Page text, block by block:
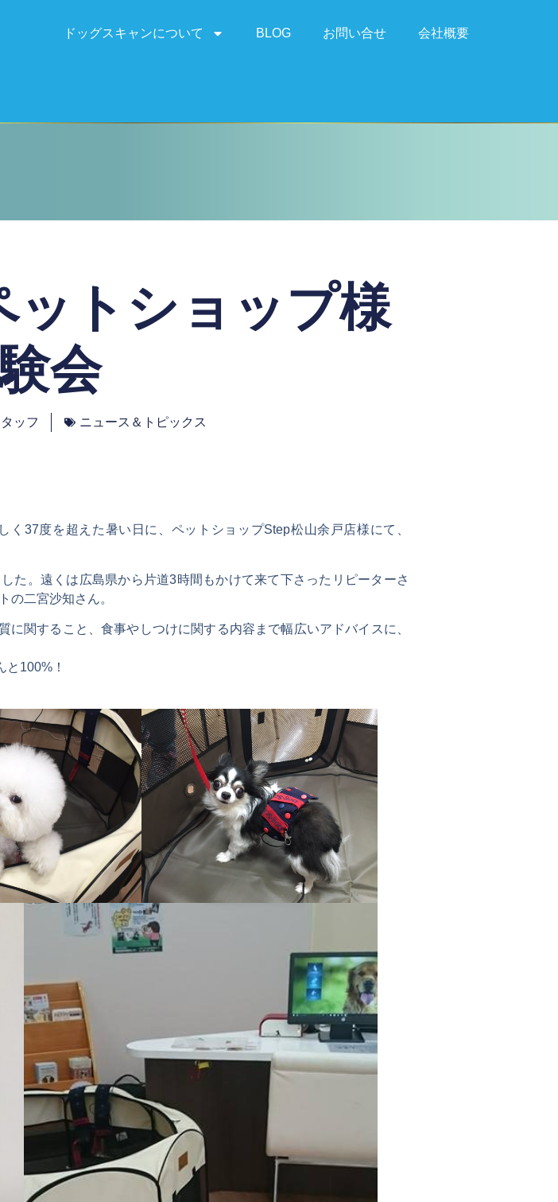
ドッグスキャンについて BLOG お問い合せ 会社概要
ットショップ様
会
ッフ ニュース＆トピックス
37度を超えた暑い日に、ペットショップStep松山余戸店様にて、
た。遠くは広島県から片道3時間もかけて来て下さったリピーターさ
の二宮沙知さん。
関すること、食事やしつけに関する内容まで幅広いアドバイスに、
100%！